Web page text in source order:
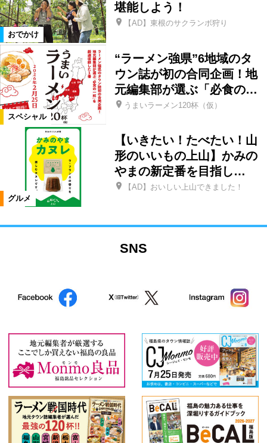
おでかけ
堪能しよう！
【AD】東根のサクランボ狩り
スペシャル
“ラーメン強県”6地域のタ
ウン誌が初の合同企画！地
元編集部が選ぶ「必食の…
うまいラーメン120杯（仮）
グルメ
【いきたい！たべたい！山
形のいいもの上山】かみの
やまの新定番を目指し…
【AD】おいしい上山できました！
SNS